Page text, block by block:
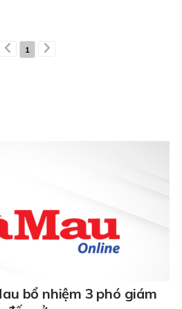
1
bổ nhiệm 3 phó giám